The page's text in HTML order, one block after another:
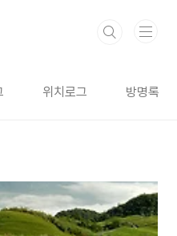
위치로그 방명록